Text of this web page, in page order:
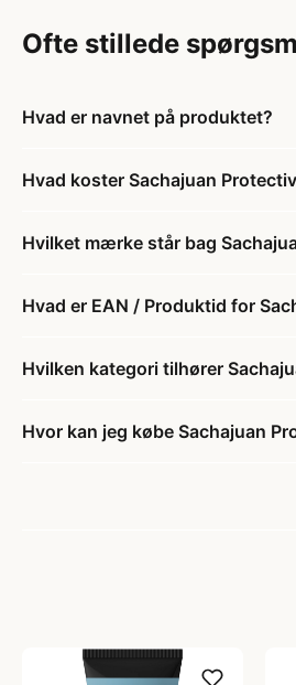
Ofte stillede
Hvad er navnet på produktet?
Hvad koster Sachajuan
Hvilket mærke står bag
Hvad er EAN / Produktid for
Hvilken kategori tilhører
Hvor kan jeg købe Sachajuan